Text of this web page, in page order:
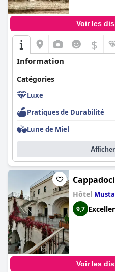
Voir les
$
Information
Catégories
Luxe
Pratiques de Durabilité
Lune de Miel
Hôtel
9,7
Voir les